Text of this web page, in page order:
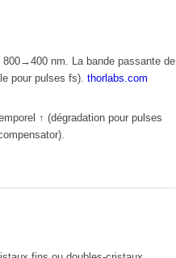
nm. La bande passante de
pour pulses fs). thorlabs.com
↑ (dégradation pour pulses